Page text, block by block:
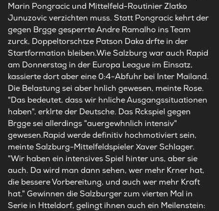
Marin Pongracic und Mittelfeld-Routinier Zlatko
Junuzovic verzichten muss. Statt Pongracic kehrt der
gegen Brgge gesperrte Andre Ramalho ins Team
zurck, Doppeltorschtze Patson Daka drfte in der
Startformation bleiben.Wie Salzburg war auch Rapid
am Donnerstag in der Europa League im Einsatz,
kassierte dort aber eine 0:4-Abfuhr bei Inter Mailand.
Die Belastung sei aber hnlich gewesen, meinte Rose.
"Das bedeutet, dass wir hnliche Ausgangssituationen
haben", erklrte der Deutsche. Das Rckspiel gegen
Brgge sei allerdings "auergewhnlich intensiv"
gewesen.Rapid werde definitiv hochmotiviert sein,
meinte Salzburg-Mittelfeldspieler Xaver Schlager.
"Wir haben ein intensives Spiel hinter uns, aber sie
auch. Da wird man dann sehen, wer mehr Krner hat,
die bessere Vorbereitung, und auch wer mehr Kraft
hat." Gewinnen die Salzburger zum vierten Mal in
Serie in Htteldorf, gelingt ihnen auch ein Meilenstein: